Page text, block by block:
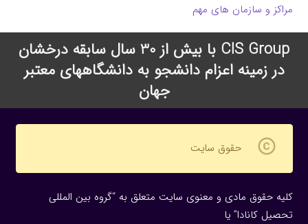
مراکز و سازمان های مهم
CIS Group با بیش از 30 سال سابقه درخشان
در زمینه اعزام دانشجو به دانشگاههای معتبر
جهان
copyright حقوق سایت
کلیه حقوق مادی و معنوی سایت متعلق به “گروه بین المللی
تحصیل کانادا” یا